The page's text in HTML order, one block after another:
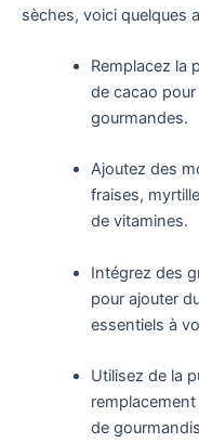
sèches, voici quelques
Remplacez la
de cacao
gourmandes.
Ajoutez des
fraises,
de vitamines.
Intégrez des
pour ajouter
essentiels à
Utilisez de la
de